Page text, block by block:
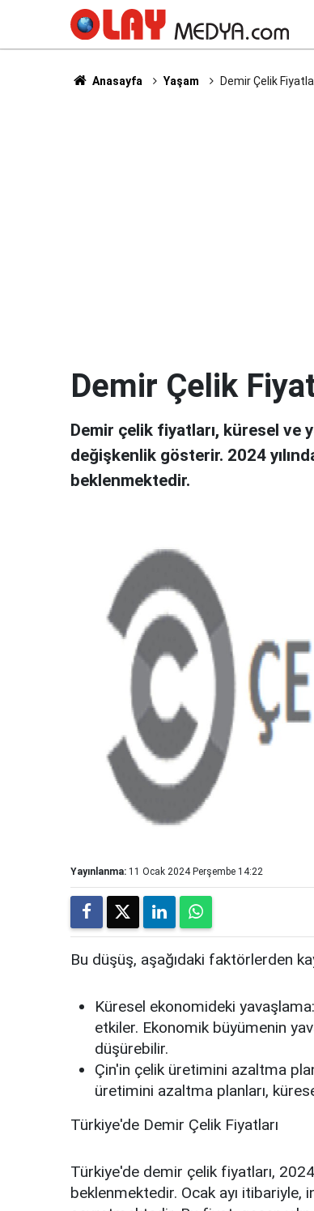
Anasayfa Yaşam Demir Çelik
Demir Çelik
Demir çelik fiyatları, küresel ve
değişkenlik gösterir. 2024
beklenmektedir.
Yayınlanma: 11 Ocak 2024 Perşembe 14:22
Bu düşüş, aşağıdaki faktörlerden
Küresel ekonomideki yavaşlama:
etkiler. Ekonomik büyümenin
düşürebilir.
Çin'in çelik üretimini azaltma
üretimini azaltma planları,
Türkiye'de Demir Çelik Fiyatları
Türkiye'de demir çelik fiyatları,
beklenmektedir. Ocak ayı